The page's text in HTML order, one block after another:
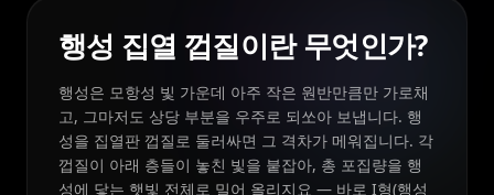
행성 집열 껍질이란 무엇인가?
행성은 모항성 빛 가운데 아주 작은 원반만큼만 가로채
고, 그마저도 상당 부분을 우주로 되쏘아 보냅니다. 행
성을 집열판 껍질로 둘러싸면 그 격차가 메워집니다. 각
껍질이 아래 층들이 놓친 빛을 붙잡아, 총 포집량을 행
성에 닿는 햇빛 전체로 밀어 올리지요 — 바로 I형(행성